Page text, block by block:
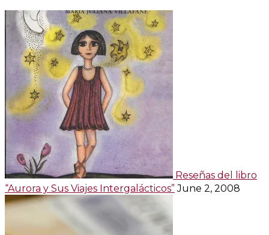
Reseñas del libro
“Aurora y Sus Viajes Intergalácticos” June 2, 2008